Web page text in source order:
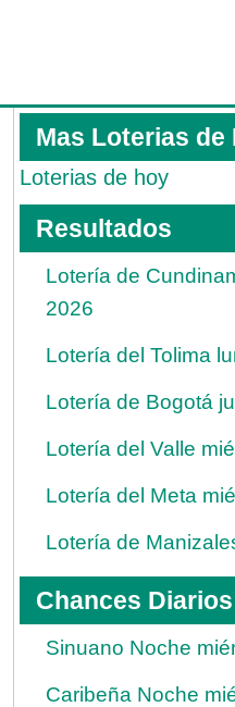
Mas Loterias de
Loterias de hoy
Resultados
Lotería de
2026
Lotería del Tolima
Lotería de Bogotá
Lotería del Valle
Lotería del Meta
Lotería de
Chances Diarios
Sinuano Noche
Caribeña Noche